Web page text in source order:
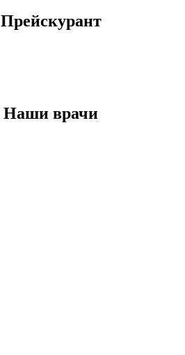
Прейскурант
Наши врачи